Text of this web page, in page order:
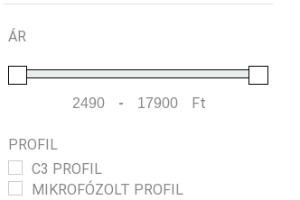
ÁR
Minimum Price
-
Maximum Price
Ft
PROFIL
C3 PROFIL
MIKROFÓZOLT PROFIL